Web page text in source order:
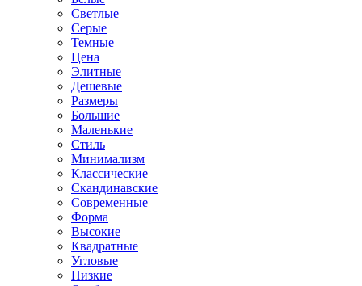
Светлые
Серые
Темные
Цена
Элитные
Дешевые
Размеры
Большие
Маленькие
Стиль
Минимализм
Классические
Скандинавские
Современные
Форма
Высокие
Квадратные
Угловые
Низкие